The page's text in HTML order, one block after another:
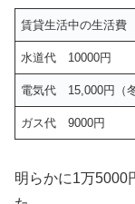
賃貸生活中の生活費
水道代 10000円
電気代 15,000円（冬
ガス代 9000円
明らかに1万5000